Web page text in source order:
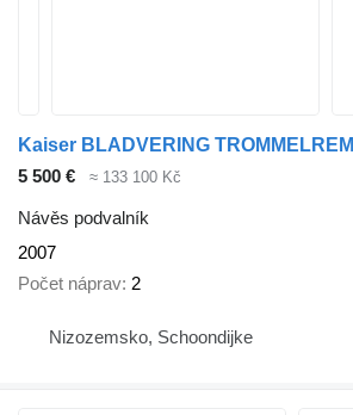
Kaiser BLADVERING TROMMELREM
5 500 €
≈ 133 100 Kč
Návěs podvalník
2007
Počet náprav 2
Nizozemsko, Schoondijke